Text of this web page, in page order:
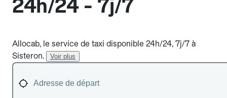
24h/24 - 7j/7
Allocab, le service de taxi disponible 24h/24, 7j/7 à
Sisteron.
Voir plus